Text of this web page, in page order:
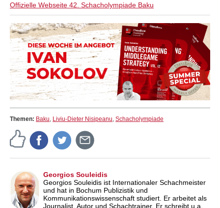
Offizielle Webseite 42. Schacholympiade Baku
Themen: Baku Liviu-Dieter Nisipeanu Schacholympiade
Georgios Souleidis
Georgios Souleidis ist Internationaler Schachmeister
und hat in Bochum Publizistik und
Kommunikationswissenschaft studiert. Er arbeitet als
Journalist, Autor und Schachtrainer. Er schreibt u.a.